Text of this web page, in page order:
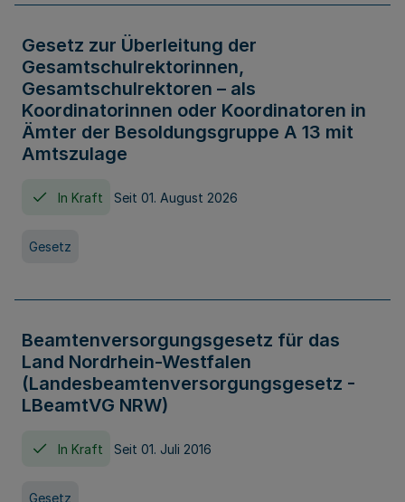
Gesetz zur Überleitung der
Gesamtschulrektorinnen,
Gesamtschulrektoren – als
Koordinatorinnen oder Koordinatoren in
Ämter der Besoldungsgruppe A 13 mit
Amtszulage
In Kraft Seit 01. August 2026
Gesetz
Beamtenversorgungsgesetz für das
Land Nordrhein-Westfalen
(Landesbeamtenversorgungsgesetz -
LBeamtVG NRW)
In Kraft Seit 01. Juli 2016
Gesetz